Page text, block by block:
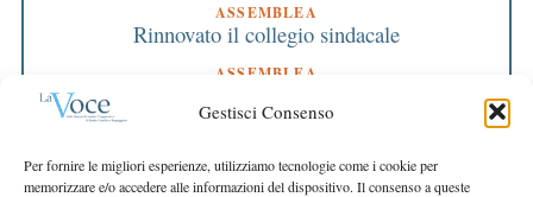
Gestisci Consenso
Per fornire le migliori esperienze, utilizziamo tecnologie come i cookie per
memorizzare e/o accedere alle informazioni del dispositivo. Il consenso a queste
ASSEMBLEA
Rinnovato il collegio sindacale
ASSEMBLEA
Bilancio approvato all’unanimità e 2 milioni
destinati al territorio
Crescere restando riconoscibili